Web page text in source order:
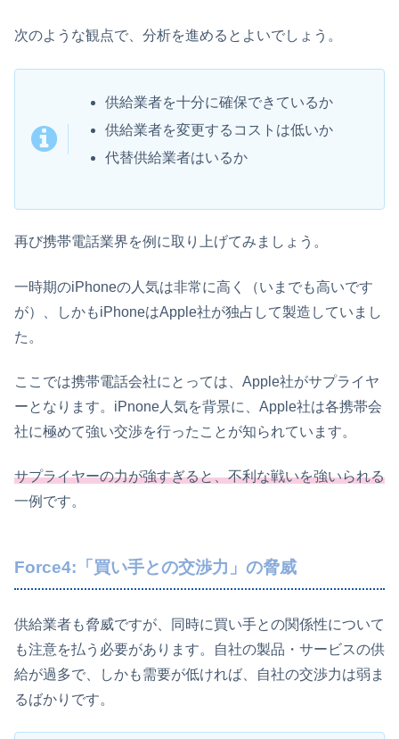
次のような観点で、分析を進めるとよいでしょう。
供給業者を十分に確保できているか
供給業者を変更するコストは低いか
代替供給業者はいるか
再び携帯電話業界を例に取り上げてみましょう。
一時期のiPhoneの人気は非常に高く（いまでも高いです
が）、しかもiPhoneはApple社が独占して製造していまし
た。
ここでは携帯電話会社にとっては、Apple社がサプライヤ
ーとなります。iPnone人気を背景に、Apple社は各携帯会
社に極めて強い交渉を行ったことが知られています。
サプライヤーの力が強すぎると、不利な戦いを強いられる
一例です。
Force4:「買い手との交渉力」の脅威
供給業者も脅威ですが、同時に買い手との関係性について
も注意を払う必要があります。自社の製品・サービスの供
給が過多で、しかも需要が低ければ、自社の交渉力は弱ま
るばかりです。